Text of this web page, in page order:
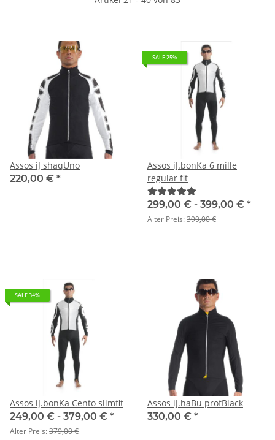
Assos iJ shaqUno
220,00 € *
SALE 25%
Assos iJ.bonKa 6 mille
regular fit
299,00 € - 399,00 € *
Alter Preis:399,00 €
SALE 34%
Assos iJ.bonKa Cento slimfit
249,00 € - 379,00 € *
Alter Preis:379,00 €
Assos iJ.haBu profBlack
330,00 € *